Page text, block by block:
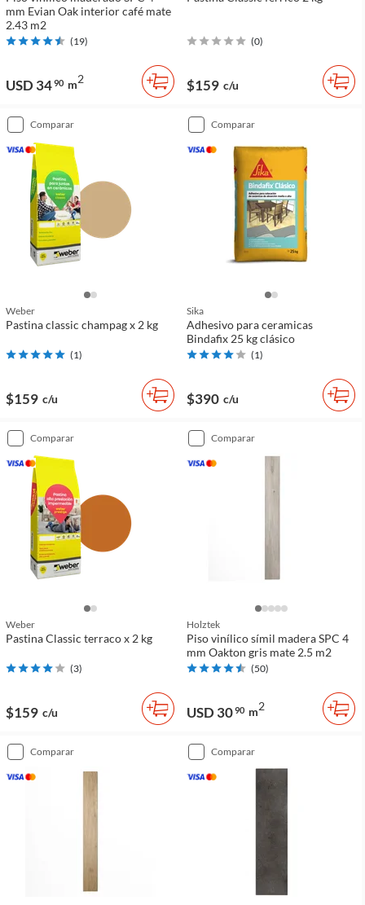
mm Evian Oak interior café mate
2.43 m2
(19)
USD 3490 m2
(0)
$159 c/u
comparar
Weber
Pastina classic champag x 2 kg
(1)
$159 c/u
comparar
Sika
Adhesivo para ceramicas
Bindafix 25 kg clásico
(1)
$390 c/u
comparar
Weber
Pastina Classic terraco x 2 kg
(3)
$159 c/u
comparar
Holztek
Piso vinílico símil madera SPC 4
mm Oakton gris mate 2.5 m2
(50)
USD 3090 m2
comparar comparar